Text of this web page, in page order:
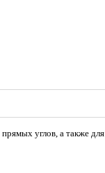
углов, а также для